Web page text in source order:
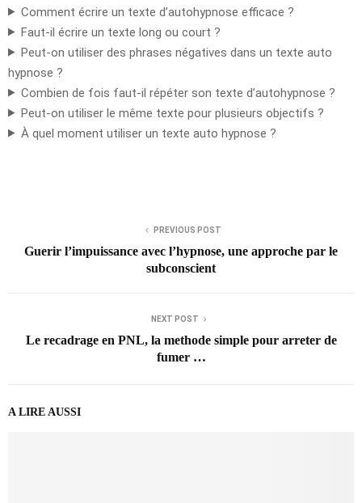
Comment écrire un texte d’autohypnose efficace ?
Faut-il écrire un texte long ou court ?
Peut-on utiliser des phrases négatives dans un texte auto
hypnose ?
Combien de fois faut-il répéter son texte d’autohypnose ?
Peut-on utiliser le même texte pour plusieurs objectifs ?
À quel moment utiliser un texte auto hypnose ?
PREVIOUS POST
Guerir l’impuissance avec l’hypnose, une approche par le
subconscient
NEXT POST
Le recadrage en PNL, la methode simple pour arreter de
fumer …
A LIRE AUSSI